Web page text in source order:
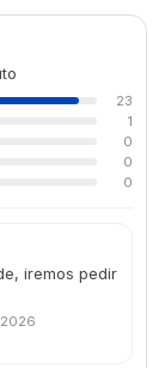
23
1
0
0
0
iremos pedir